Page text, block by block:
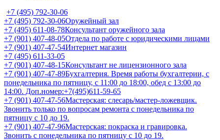
+7 (495) 792-30-06
+7 (495) 792-30-06Оружейный зал
+7 (495) 611-08-78Консультант оружейного зала
+7 (901) 407-48-05Отдела по работе с юридическими лицами
+7 (901) 407-47-54Интернет магазин
+7 (495) 611-33-05
+7 (901) 407-48-15Консультант не лицензионного зала
+7 (901) 407-47-89Бухгалтерия. Время работы бухгалтерии, с
понедельника по пятницу, с 11:00 до 18:00, обед с 13:00 до
14:00. Доп.номер:+7(495)611-59-65
+7 (901) 407-47-56Мастерская: слесарь/мастер-ложевщик.
Звонить только по вопросам ремонта с понедельника по
пятницу с 10 до 19.
+7 (901) 407-47-96Мастерская: покраска и гравировка.
Звонить с понедельника по пятницу с 10 до 19.